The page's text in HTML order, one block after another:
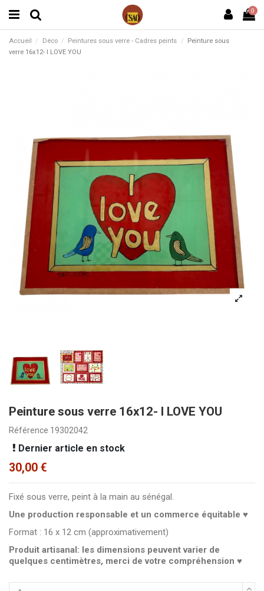
0
Accueil Déco Peintures sous verre - Cadres peints
Peinture sous
verre 16x12- I LOVE YOU
Peinture sous verre 16x12- I LOVE YOU
Référence 19302042
Dernier article en stock
30,00 €
Fixé sous verre, peint à la main au sénégal.
Une production responsable et un commerce équitable ♥
Format : 16 x 12 cm (approximativement)
Produit artisanal: les dimensions peuvent varier de
quelques centimètres, merci de votre compréhension ♥